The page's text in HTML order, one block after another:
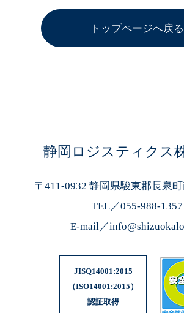
トップページへ戻る
静岡ロジスティクス
〒411-0932 静岡県駿東郡長泉
TEL／055-988-1357
E-mail／
JISQ14001:2015
（ISO14001:2015）
認証取得